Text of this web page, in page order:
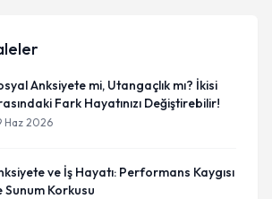
Anksiyete mi, Utangaçlık mı? İkisi
Fark Hayatınızı Değiştirebilir!
Haz 2026
ve İş Hayatı: Performans Kaygısı
Sunum Korkusu